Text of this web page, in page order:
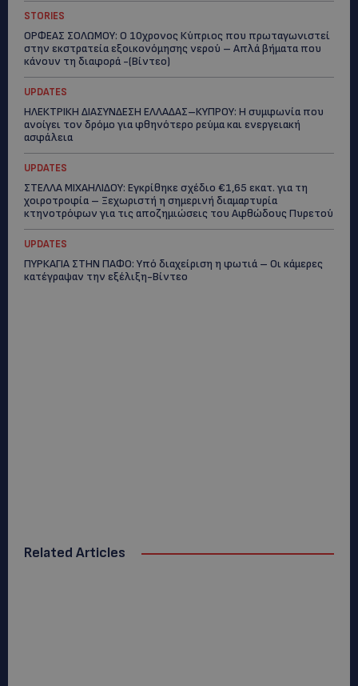
STORIES
ΟΡΦΕΑΣ ΣΟΛΩΜΟΥ: Ο 10χρονος Κύπριος που πρωταγωνιστεί
στην εκστρατεία εξοικονόμησης νερού – Απλά βήματα που
κάνουν τη διαφορά -(Βίντεο)
UPDATES
ΗΛΕΚΤΡΙΚΗ ΔΙΑΣΥΝΔΕΣΗ ΕΛΛΑΔΑΣ–ΚΥΠΡΟΥ: Η συμφωνία που
ανοίγει τον δρόμο για φθηνότερο ρεύμα και ενεργειακή
ασφάλεια
UPDATES
ΣΤΕΛΛΑ ΜΙΧΑΗΛΙΔΟΥ: Εγκρίθηκε σχέδιο €1,65 εκατ. για τη
χοιροτροφία – Ξεχωριστή η σημερινή διαμαρτυρία
κτηνοτρόφων για τις αποζημιώσεις του Αφθώδους Πυρετού
UPDATES
ΠΥΡΚΑΓΙΑ ΣΤΗΝ ΠΑΦΟ: Υπό διαχείριση η φωτιά – Οι κάμερες
κατέγραψαν την εξέλιξη-Βίντεο
Related Articles